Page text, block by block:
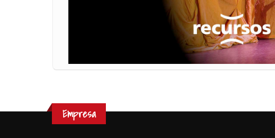
Empresa